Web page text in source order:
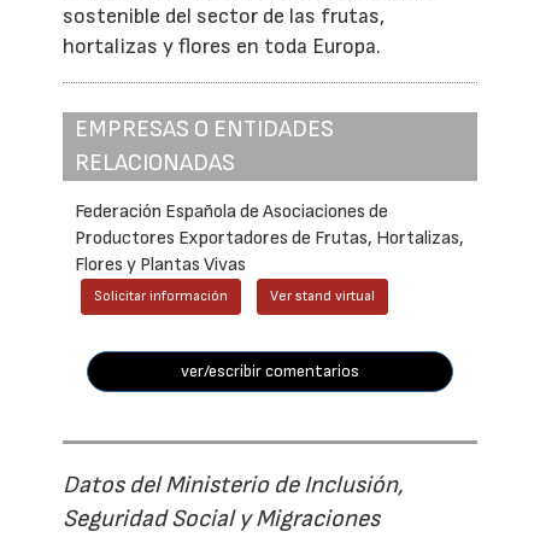
sostenible del sector de las frutas,
hortalizas y flores en toda Europa.
EMPRESAS O ENTIDADES
RELACIONADAS
Federación Española de Asociaciones de
Productores Exportadores de Frutas, Hortalizas,
Flores y Plantas Vivas
Solicitar información Ver stand virtual
ver/escribir comentarios
Datos del Ministerio de Inclusión,
Seguridad Social y Migraciones